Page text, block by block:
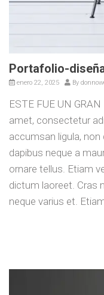
Portafolio-
enero 22, 2025 By
ESTE FUE UN
amet, consectetur
accumsan ligula,
dapibus neque a
ornare tellus. Etiam
dictum laoreet. Cras
neque varius et.